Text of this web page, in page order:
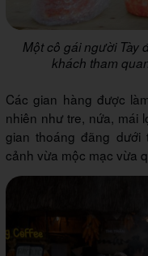
Một cô gái người Tày
khách tham
Các gian hàng được
nhiên như tre, nứa, mái
gian thoáng đãng dưới
cảnh vừa mộc mạc vừa